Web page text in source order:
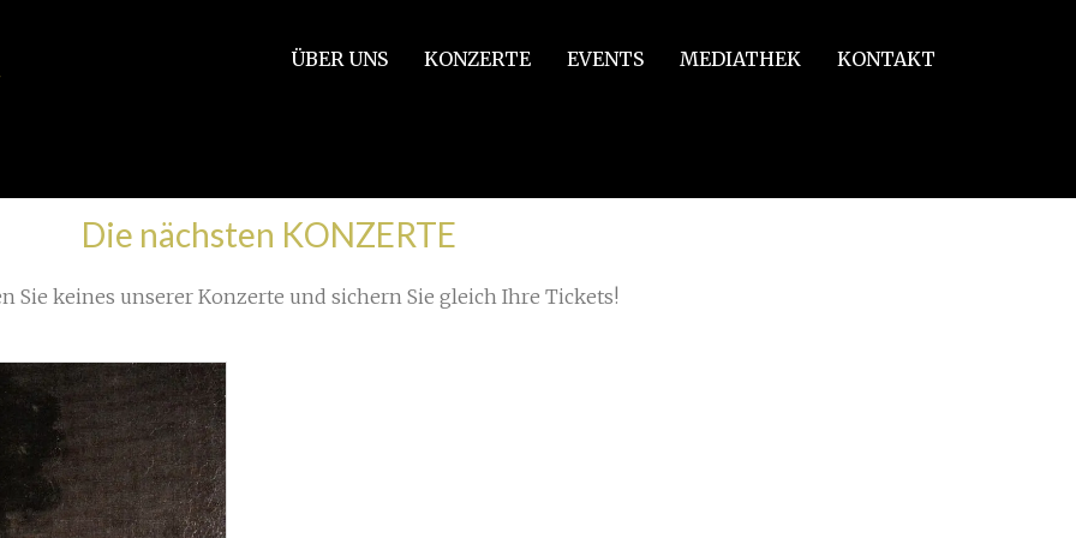
ÜBER UNS KONZERTE EVENTS MEDIATHEK KONTAKT
Burana_Walddorfschule_FA
Die nächsten KONZERTE
Sie keines unserer Konzerte und sichern Sie gleich Ihre Tickets!